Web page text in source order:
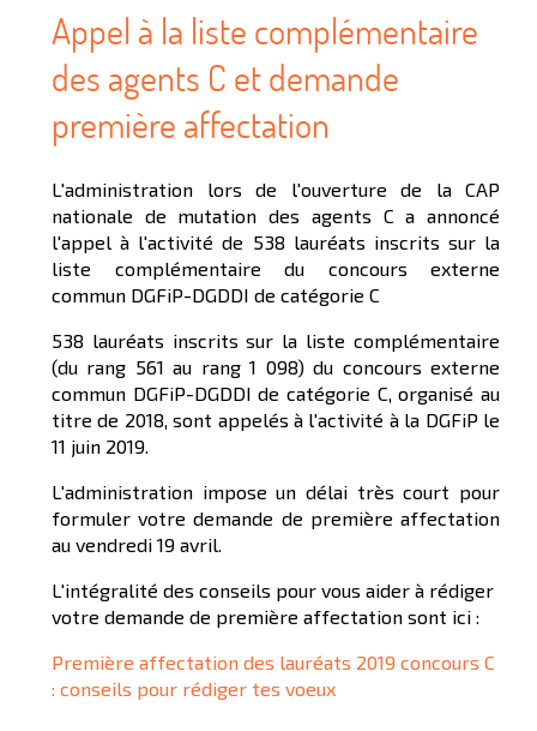
Appel à la liste complémentaire
des agents C et demande
première affectation
L'administration lors de l'ouverture de la CAP
nationale de mutation des agents C a annoncé
l'appel à l'activité de 538 lauréats inscrits sur la
liste complémentaire du concours externe
commun DGFiP-DGDDI de catégorie C
538 lauréats inscrits sur la liste complémentaire
(du rang 561 au rang 1 098) du concours externe
commun DGFiP-DGDDI de catégorie C, organisé au
titre de 2018, sont appelés à l'activité à la DGFiP le
11 juin 2019.
L'administration impose un délai très court pour
formuler votre demande de première affectation
au vendredi 19 avril.
L'intégralité des conseils pour vous aider à rédiger
votre demande de première affectation sont ici :
Première affectation des lauréats 2019 concours C
: conseils pour rédiger tes voeux